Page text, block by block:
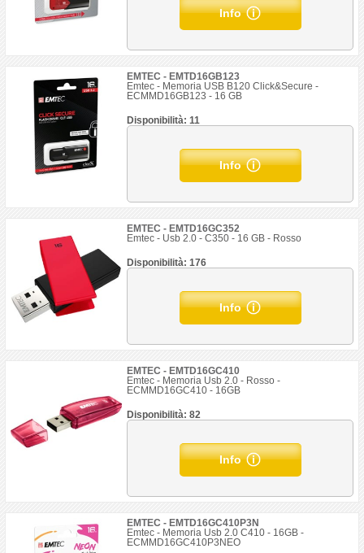
Info
EMTEC - EMTD16GB123
Emtec - Memoria USB B120 Click&Secure -
ECMMD16GB123 - 16 GB
Disponibilità: 11
Info
EMTEC - EMTD16GC352
Emtec - Usb 2.0 - C350 - 16 GB - Rosso
Disponibilità: 176
Info
EMTEC - EMTD16GC410
Emtec - Memoria Usb 2.0 - Rosso -
ECMMD16GC410 - 16GB
Disponibilità: 82
Info
EMTEC - EMTD16GC410P3N
Emtec - Memoria Usb 2.0 C410 - 16GB -
ECMMD16GC410P3NEO